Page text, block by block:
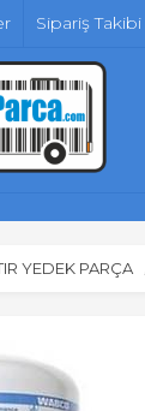
Sipariş Takibi
YEDEK PARÇA